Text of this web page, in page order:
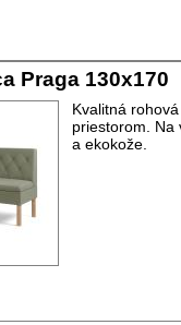
Praga 130x170
Kvalitná
priestorom. Na
a ekokože.